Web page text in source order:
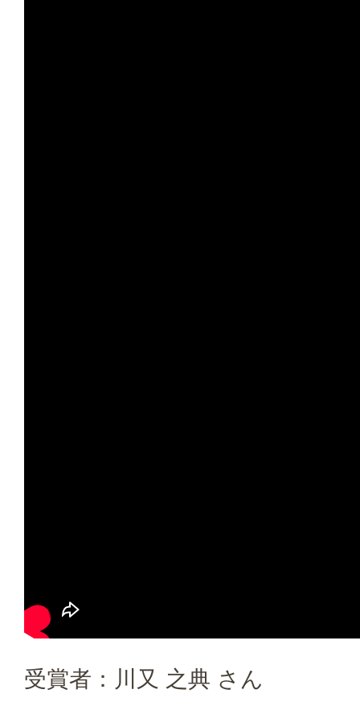
受賞者：川又 之典 さん